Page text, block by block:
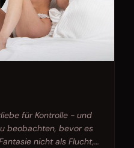
für Kontrolle - und
beobachten, bevor es
nicht als Flucht,